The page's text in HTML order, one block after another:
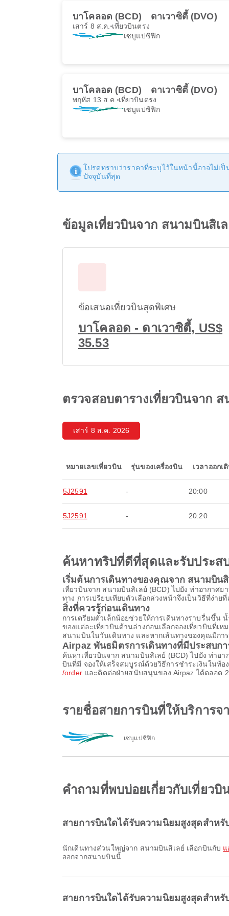
บาโคลอด (BCD) ดาเวาซิตี้ (DVO)
เสาร์ 8 ส.ค. เที่ยวบินตรง
เซบูแปซิฟิก
บาโคลอด (BCD) ดาเวาซิตี้ (DVO)
พฤหัส 13 ส.ค. เที่ยวบินตรง
เซบูแปซิฟิก
โปรดทราบว่าราคาที่ระบุไว้ในหน้านี้อาจไม่เ
ปัจจุบันที่สุด
ข้อมูลเที่ยวบินจาก สนามบินสิเ
ข้อเสนอเที่ยวบินสุดพิเศษ
บาโคลอด - ดาเวาซิตี้, US$
35.53
ตรวจสอบตารางเที่ยวบินจาก
เสาร์ 8 ส.ค. 2026
หมายเลขเที่ยวบิน รุ่นของเครื่องบิน เวลาออกเ
5J2591 - 20:00
5J2591 - 20:20
ค้นหาทริปที่ดีที่สุดและรับประ
เริ่มต้นการเดินทางของคุณจาก สนามบิน
เที่ยวบินจาก สนามบินสิเลย์ (BCD) ไปยัง ท่าอากาศ
ทาง การเปรียบเทียบตัวเลือกล่วงหน้าจึงเป็นวิธีที่ง่าย
สิ่งที่ควรรู้ก่อนเดินทาง
การเตรียมตัวเล็กน้อยช่วยให้การเดินทางราบรื่นขึ้น
ของแต่ละเที่ยวบินด้านล่างก่อนเลือกจองเที่ยวบินที่เ
สนามบินในวันเดินทาง และหากเส้นทางของคุณมีการ
Airpaz พันธมิตรการเดินทางที่มีประสบ
ค้นหาเที่ยวบินจาก สนามบินสิเลย์ (BCD) ไปยัง ท่าอ
บินที่มี จองให้เสร็จสมบูรณ์ด้วยวิธีการชำระเงินในท้
/orderและติดต่อฝ่ายสนับสนุนของ Airpaz ได้ตลอด
รายชื่อสายการบินที่ให้บริการ
เซบูแปซิฟิก
คำถามที่พบบ่อยเกี่ยวกับเที่ยว
สายการบินใดได้รับความนิยมสูงสุดสำหรั
นักเดินทางส่วนใหญ่จาก สนามบินสิเลย์ เลือกบินกับ แ
ออกจากสนามบินนี้
สายการบินใดได้รับความนิยมสูงสุดสำห